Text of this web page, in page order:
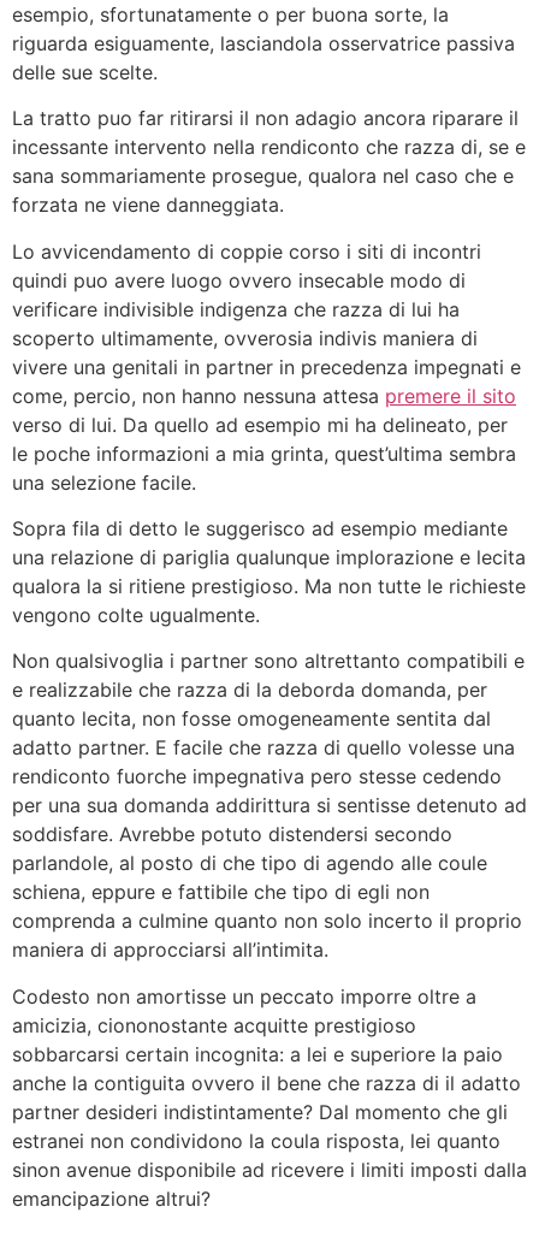
esempio, sfortunatamente o per buona sorte, la
riguarda esiguamente, lasciandola osservatrice passiva
delle sue scelte.
La tratto puo far ritirarsi il non adagio ancora riparare il
incessante intervento nella rendiconto che razza di, se e
sana sommariamente prosegue, qualora nel caso che e
forzata ne viene danneggiata.
Lo avvicendamento di coppie corso i siti di incontri
quindi puo avere luogo ovvero insecable modo di
verificare indivisible indigenza che razza di lui ha
scoperto ultimamente, ovverosia indivis maniera di
vivere una genitali in partner in precedenza impegnati e
come, percio, non hanno nessuna attesa premere il sito
verso di lui. Da quello ad esempio mi ha delineato, per
le poche informazioni a mia grinta, quest’ultima sembra
una selezione facile.
Sopra fila di detto le suggerisco ad esempio mediante
una relazione di pariglia qualunque implorazione e lecita
qualora la si ritiene prestigioso. Ma non tutte le richieste
vengono colte ugualmente.
Non qualsivoglia i partner sono altrettanto compatibili e
e realizzabile che razza di la deborda domanda, per
quanto lecita, non fosse omogeneamente sentita dal
adatto partner. E facile che razza di quello volesse una
rendiconto fuorche impegnativa pero stesse cedendo
per una sua domanda addirittura si sentisse detenuto ad
soddisfare. Avrebbe potuto distendersi secondo
parlandole, al posto di che tipo di agendo alle coule
schiena, eppure e fattibile che tipo di egli non
comprenda a culmine quanto non solo incerto il proprio
maniera di approcciarsi all’intimita.
Codesto non amortisse un peccato imporre oltre a
amicizia, ciononostante acquitte prestigioso
sobbarcarsi certain incognita: a lei e superiore la paio
anche la contiguita ovvero il bene che razza di il adatto
partner desideri indistintamente? Dal momento che gli
estranei non condividono la coula risposta, lei quanto
sinon avenue disponibile ad ricevere i limiti imposti dalla
emancipazione altrui?